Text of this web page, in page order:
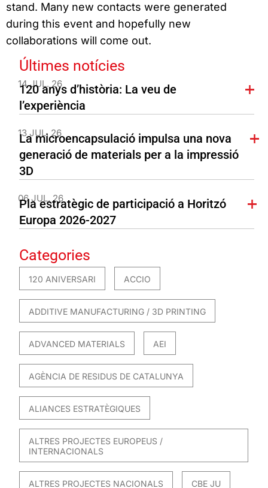
stand. Many new contacts were generated
during this event and hopefully new
collaborations will come out.
Últimes notícies
14 JUL. 26
120 anys d’història: La veu de
l’experiència
13 JUL. 26
La microencapsulació impulsa una nova
generació de materials per a la impressió
3D
06 JUL. 26
Pla estratègic de participació a Horitzó
Europa 2026-2027
Categories
120 ANIVERSARI ACCIO
ADDITIVE MANUFACTURING / 3D PRINTING
ADVANCED MATERIALS AEI
AGÈNCIA DE RESIDUS DE CATALUNYA
ALIANCES ESTRATÈGIQUES
ALTRES PROJECTES EUROPEUS /
INTERNACIONALS
ALTRES PROJECTES NACIONALS CBE JU